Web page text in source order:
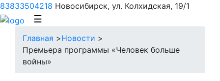
83833504218 Новосибирск, ул. Колхидская, 19/1
☰
Главная >Новости >
Премьера программы «Человек больше
войны»